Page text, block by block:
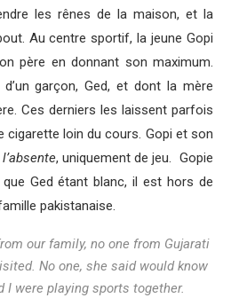
les rênes de la maison, et la
Au centre sportif, la jeune Gopi
père en donnant son maximum.
garçon, Ged, et dont la mère
Ces derniers les laissent parfois
cigarette loin du cours. Gopi et son
l’absente, uniquement de jeu. Gopie
Ged étant blanc, il est hors de
pakistanaise.
our family, no one from Gujarati
No one, she said would know
I were playing sports together.